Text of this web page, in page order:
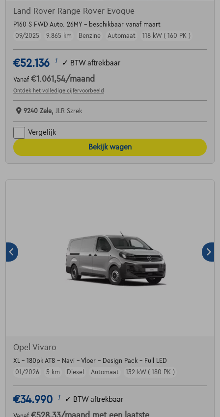
Land Rover Range Rover Evoque
P160 S FWD Auto. 26MY - beschikbaar vanaf maart
09/2025
9.865 km Benzine Automaat 118 kW ( 160 PK )
€52.136 1 ✓ BTW aftrekbaar
Vanaf €1.061,54/maand
Ontdek het volledige cijfervoorbeeld
9240 Zele, JLR Szrek
Vergelijk
Bekijk wagen
Opel Vivaro
XL - 180pk AT8 - Navi - Vloer - Design Pack - Full LED
01/2026
5 km Diesel Automaat 132 kW ( 180 PK )
€34.990 1 ✓ BTW aftrekbaar